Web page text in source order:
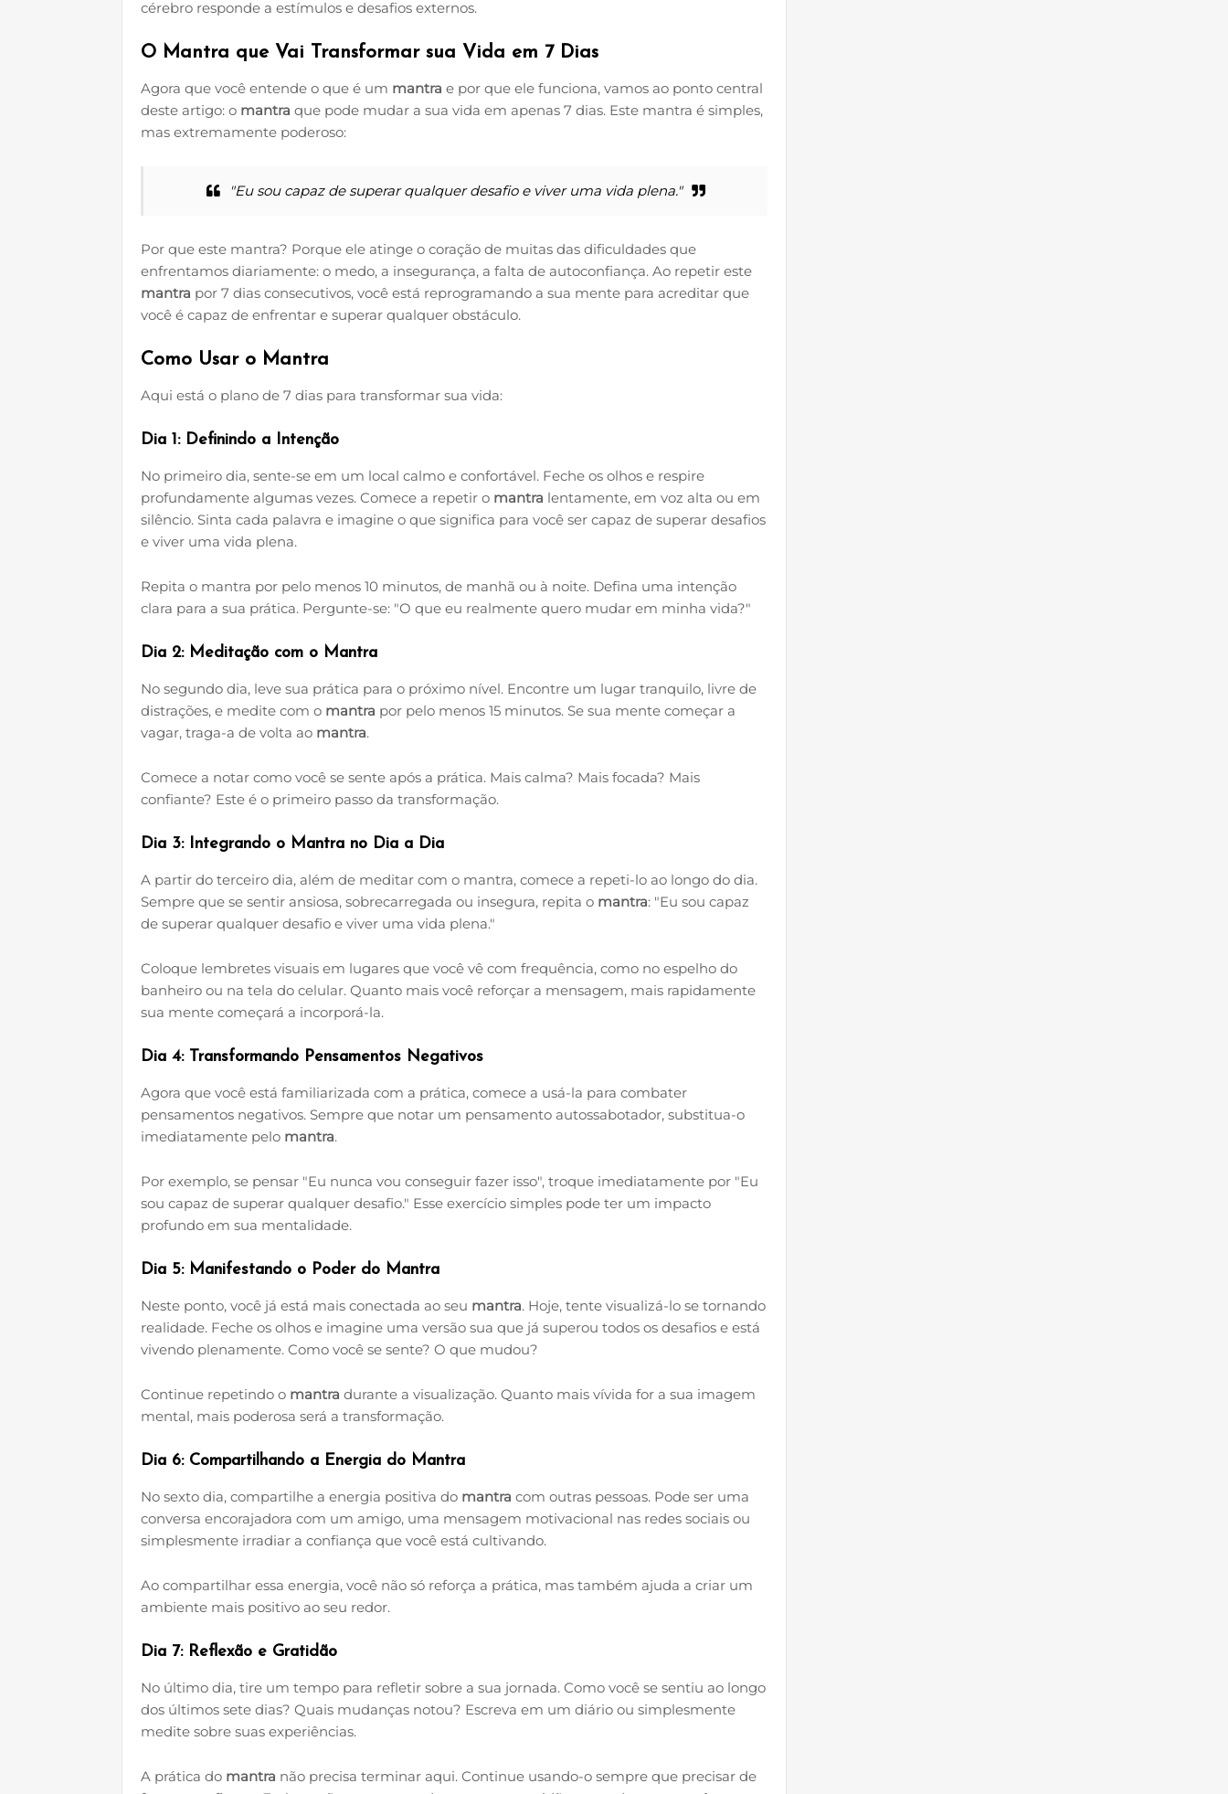
cérebro responde a estímulos e desafios externos.
O Mantra que Vai Transformar sua Vida em 7 Dias
Agora que você entende o que é um mantra e por que ele funciona, vamos ao ponto central
deste artigo: o mantra que pode mudar a sua vida em apenas 7 dias. Este mantra é simples,
mas extremamente poderoso:
"Eu sou capaz de superar qualquer desafio e viver uma vida plena."
Por que este mantra? Porque ele atinge o coração de muitas das dificuldades que
enfrentamos diariamente: o medo, a insegurança, a falta de autoconfiança. Ao repetir este
mantra por 7 dias consecutivos, você está reprogramando a sua mente para acreditar que
você é capaz de enfrentar e superar qualquer obstáculo.
Como Usar o Mantra
Aqui está o plano de 7 dias para transformar sua vida:
Dia 1: Definindo a Intenção
No primeiro dia, sente-se em um local calmo e confortável. Feche os olhos e respire
profundamente algumas vezes. Comece a repetir o mantra lentamente, em voz alta ou em
silêncio. Sinta cada palavra e imagine o que significa para você ser capaz de superar desafios
e viver uma vida plena.
Repita o mantra por pelo menos 10 minutos, de manhã ou à noite. Defina uma intenção
clara para a sua prática. Pergunte-se: "O que eu realmente quero mudar em minha vida?"
Dia 2: Meditação com o Mantra
No segundo dia, leve sua prática para o próximo nível. Encontre um lugar tranquilo, livre de
distrações, e medite com o mantra por pelo menos 15 minutos. Se sua mente começar a
vagar, traga-a de volta ao mantra.
Comece a notar como você se sente após a prática. Mais calma? Mais focada? Mais
confiante? Este é o primeiro passo da transformação.
Dia 3: Integrando o Mantra no Dia a Dia
A partir do terceiro dia, além de meditar com o mantra, comece a repeti-lo ao longo do dia.
Sempre que se sentir ansiosa, sobrecarregada ou insegura, repita o mantra: "Eu sou capaz
de superar qualquer desafio e viver uma vida plena."
Coloque lembretes visuais em lugares que você vê com frequência, como no espelho do
banheiro ou na tela do celular. Quanto mais você reforçar a mensagem, mais rapidamente
sua mente começará a incorporá-la.
Dia 4: Transformando Pensamentos Negativos
Agora que você está familiarizada com a prática, comece a usá-la para combater
pensamentos negativos. Sempre que notar um pensamento autossabotador, substitua-o
imediatamente pelo mantra.
Por exemplo, se pensar "Eu nunca vou conseguir fazer isso", troque imediatamente por "Eu
sou capaz de superar qualquer desafio." Esse exercício simples pode ter um impacto
profundo em sua mentalidade.
Dia 5: Manifestando o Poder do Mantra
Neste ponto, você já está mais conectada ao seu mantra. Hoje, tente visualizá-lo se tornando
realidade. Feche os olhos e imagine uma versão sua que já superou todos os desafios e está
vivendo plenamente. Como você se sente? O que mudou?
Continue repetindo o mantra durante a visualização. Quanto mais vívida for a sua imagem
mental, mais poderosa será a transformação.
Dia 6: Compartilhando a Energia do Mantra
No sexto dia, compartilhe a energia positiva do mantra com outras pessoas. Pode ser uma
conversa encorajadora com um amigo, uma mensagem motivacional nas redes sociais ou
simplesmente irradiar a confiança que você está cultivando.
Ao compartilhar essa energia, você não só reforça a prática, mas também ajuda a criar um
ambiente mais positivo ao seu redor.
Dia 7: Reflexão e Gratidão
No último dia, tire um tempo para refletir sobre a sua jornada. Como você se sentiu ao longo
dos últimos sete dias? Quais mudanças notou? Escreva em um diário ou simplesmente
medite sobre suas experiências.
A prática do mantra não precisa terminar aqui. Continue usando-o sempre que precisar de